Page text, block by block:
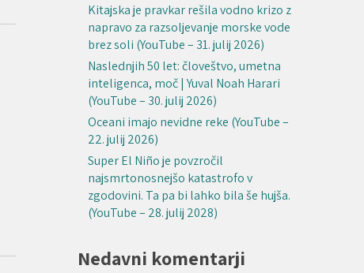
Kitajska je pravkar rešila vodno krizo z
napravo za razsoljevanje morske vode
brez soli (YouTube – 31. julij 2026)
Naslednjih 50 let: človeštvo, umetna
inteligenca, moč | Yuval Noah Harari
(YouTube – 30. julij 2026)
Oceani imajo nevidne reke (YouTube –
22. julij 2026)
Super El Niño je povzročil
najsmrtonosnejšo katastrofo v
zgodovini. Ta pa bi lahko bila še hujša.
(YouTube – 28. julij 2028)
Nedavni komentarji